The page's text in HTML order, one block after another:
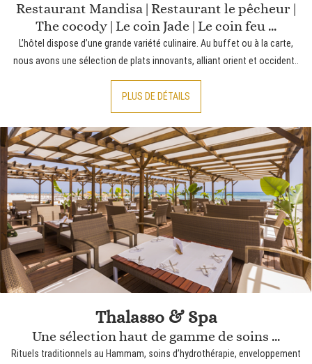
Restaurant Mandisa | Restaurant le pêcheur |
The cocody | Le coin Jade | Le coin feu ...
L’hôtel dispose d’une grande variété culinaire. Au buffet ou à la carte,
nous avons une sélection de plats innovants, alliant orient et occident..
PLUS DE DÉTAILS
Thalasso & Spa
Une sélection haut de gamme de soins ...
Rituels traditionnels au Hammam, soins d’hydrothérapie, enveloppement